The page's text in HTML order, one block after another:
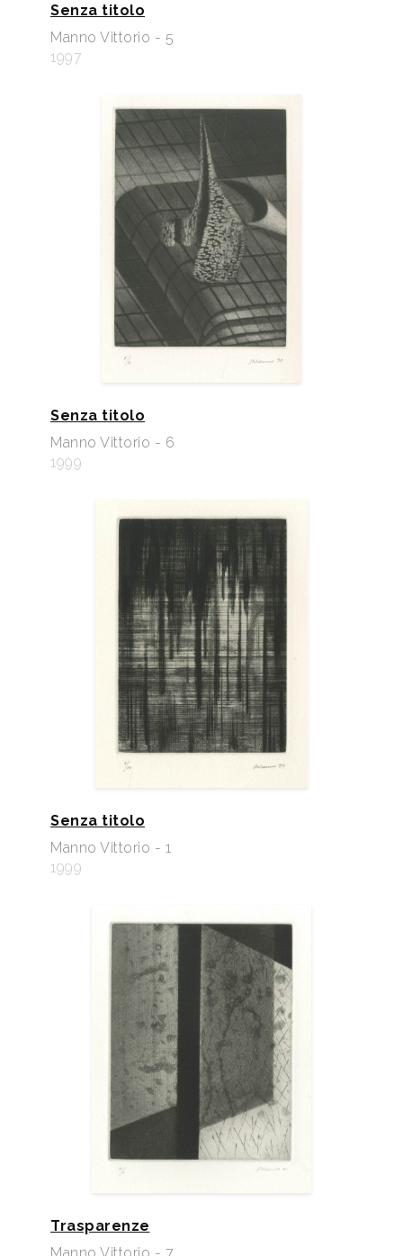
Senza titolo
Manno Vittorio - 5
1997
Senza titolo
Manno Vittorio - 6
1999
Senza titolo
Manno Vittorio - 1
1999
Trasparenze
Manno Vittorio - 7